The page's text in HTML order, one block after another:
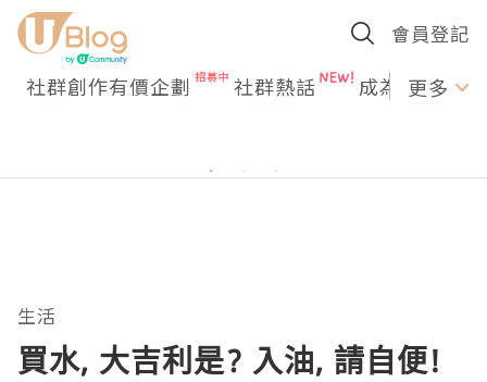
會員登記
社群創作有價企劃 社群熱話 成為U更多
生活
買水, 大吉利是? 入油, 請自便!